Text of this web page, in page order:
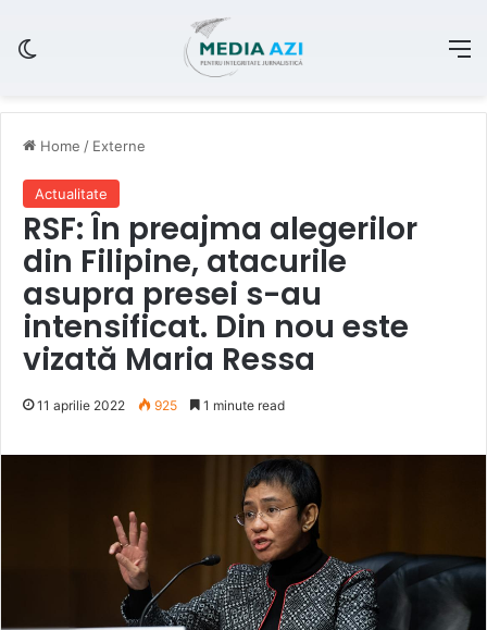
Home / Externe
Actualitate
RSF: În preajma alegerilor
din Filipine, atacurile
asupra presei s-au
intensificat. Din nou este
vizată Maria Ressa
11 aprilie 2022 925 1 minute read